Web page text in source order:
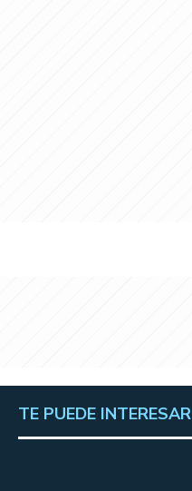
TE PUEDE INTERESAR